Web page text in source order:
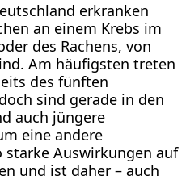
erkranken
an einem Krebs im
des Rachens, von
Am häufigsten treten
des fünften
sind gerade in den
auch jüngere
eine andere
Auswirkungen auf
und ist daher – auch